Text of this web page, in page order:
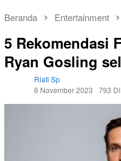
Beranda Entertainment
5 Rekomendasi
Ryan Gosling
Riati Sp
6 November 2023
793